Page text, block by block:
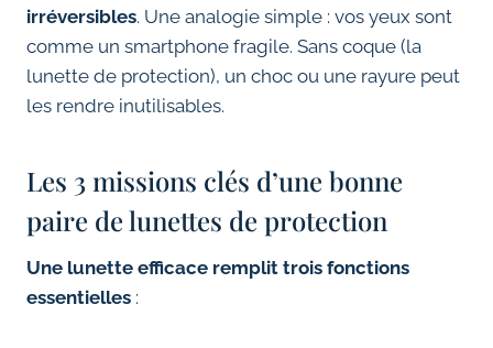
irréversibles. Une analogie simple : vos yeux sont
comme un smartphone fragile. Sans coque (la
lunette de protection), un choc ou une rayure peut
les rendre inutilisables.
Les 3 missions clés d’une bonne
paire de lunettes de protection
Une lunette efficace remplit trois fonctions
essentielles :